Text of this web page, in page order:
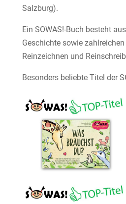
Salzburg).
Ein SOWAS!-Buch besteht
Geschichte sowie
Reinzeichnen und
Besonders beliebte Titel der